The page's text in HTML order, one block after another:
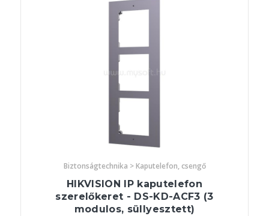
Biztonságtechnika > Kaputelefon, csengő
HIKVISION IP kaputelefon
szerelőkeret - DS-KD-ACF3 (3
modulos, süllyesztett)